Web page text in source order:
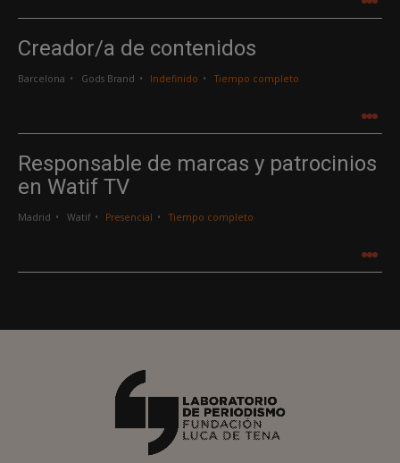
Creador/a de contenidos
Barcelona Gods Brand Indefinido Tiempo completo
Responsable de marcas y patrocinios
en Watif TV
Madrid Watif Presencial Tiempo completo